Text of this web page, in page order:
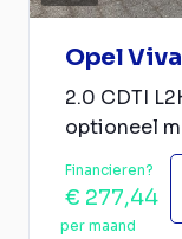
Opel
2.0 CDTI
optioneel
Financieren?
€ 277,44
per maand